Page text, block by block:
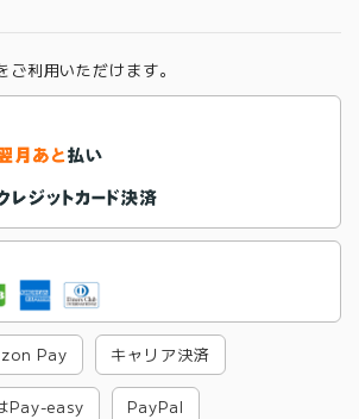
利用いただけます。
Pay キャリア決済
Pay-easy PayPal